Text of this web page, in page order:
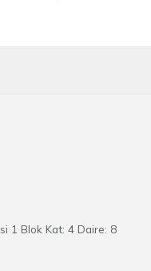
1 Blok Kat: 4 Daire: 8